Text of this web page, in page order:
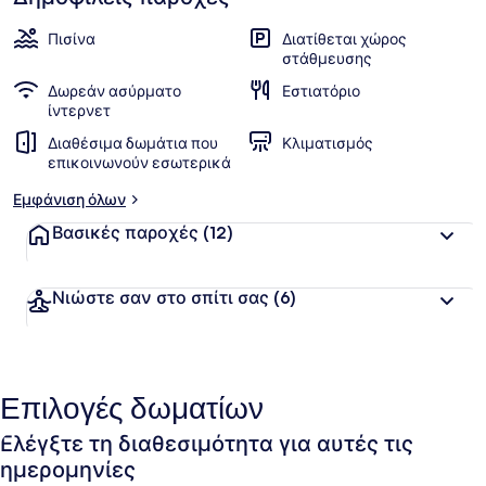
Πισίνα
Διατίθεται χώρος
στάθμευσης
Δωρεάν ασύρματο
ίντερνετ
Εστιατόριο
Διαθέσιμα δωμάτια που
επικοινωνούν εσωτερικά
Κλιματισμός
Εμφάνιση όλων
Βασικές παροχές (12)
Νιώστε σαν στο σπίτι σας (6)
Επιλογές δωματίων
Ελέγξτε τη διαθεσιμότητα για αυτές τις
ημερομηνίες